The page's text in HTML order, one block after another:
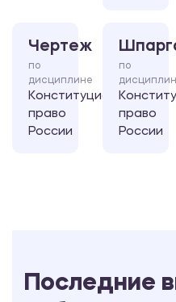
Чертеж
по
дисциплине
Конституционное
право
России
по
право
России
Последние